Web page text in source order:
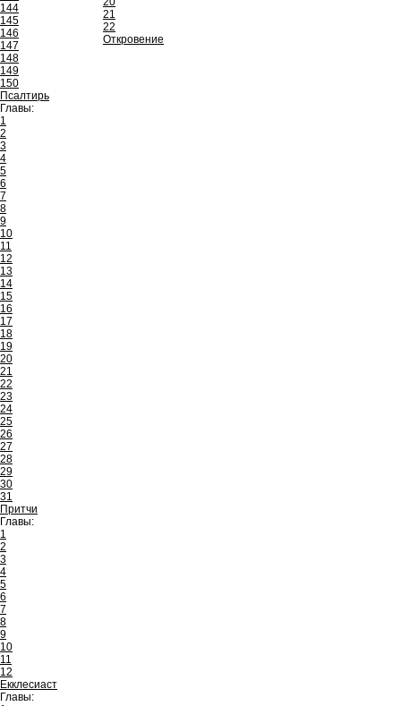
144
145
146
147
148
149
150
Псалтирь
Главы:
1
2
3
4
5
6
7
8
9
10
11
12
13
14
15
16
17
18
19
20
21
22
23
24
25
26
27
28
29
30
31
Притчи
Главы:
1
2
3
4
5
6
7
8
9
10
11
12
Екклесиаст
Главы:
21
22
Откровение